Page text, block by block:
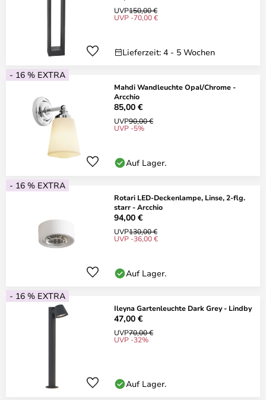
UVP150,00 €
UVP -70,00 €
Lieferzeit: 4 - 5 Wochen
- 16 % EXTRA
Mahdi Wandleuchte Opal/Chrome -
Arcchio
85,00 €
UVP90,00 €
UVP -5%
Auf Lager.
- 16 % EXTRA
Rotari LED-Deckenlampe, Linse, 2-flg.
starr - Arcchio
94,00 €
UVP130,00 €
UVP -36,00 €
Auf Lager.
- 16 % EXTRA
Ileyna Gartenleuchte Dark Grey - Lindby
47,00 €
UVP70,00 €
UVP -32%
Auf Lager.